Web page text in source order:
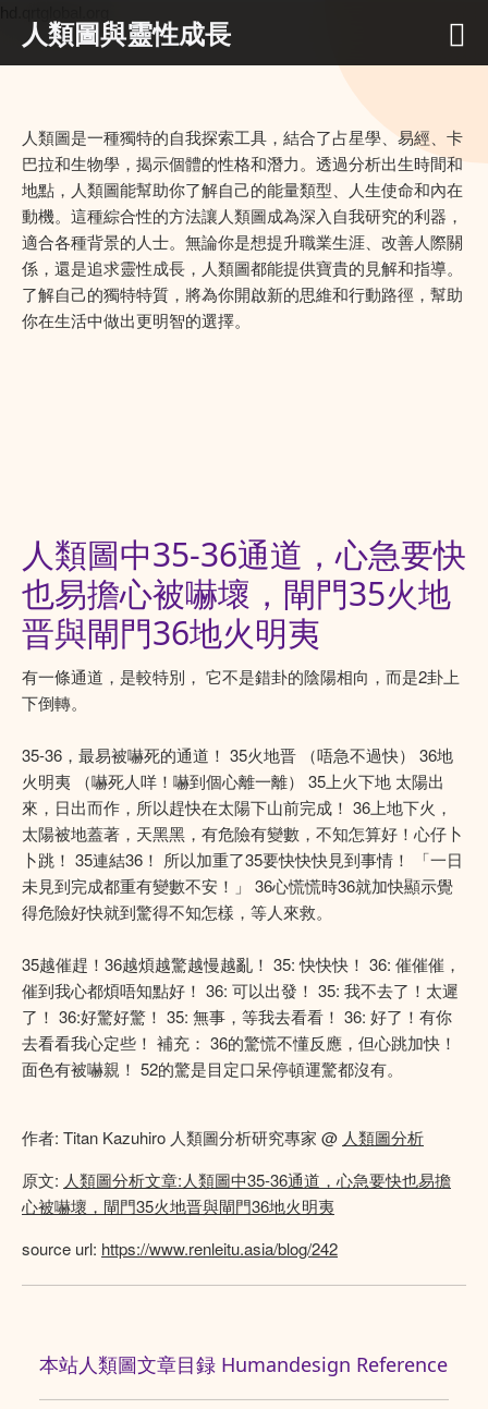
人類圖與靈性成長
人類圖是一種獨特的自我探索工具，結合了占星學、易經、卡
巴拉和生物學，揭示個體的性格和潛力。透過分析出生時間和
地點，人類圖能幫助你了解自己的能量類型、人生使命和內在
動機。這種綜合性的方法讓人類圖成為深入自我研究的利器，
適合各種背景的人士。無論你是想提升職業生涯、改善人際關
係，還是追求靈性成長，人類圖都能提供寶貴的見解和指導。
了解自己的獨特特質，將為你開啟新的思維和行動路徑，幫助
你在生活中做出更明智的選擇。
人類圖中35-36通道，心急要快
也易擔心被嚇壞，閘門35火地
晋與閘門36地火明夷
有一條通道，是較特別， 它不是錯卦的陰陽相向，而是2卦上
下倒轉。
35-36，最易被嚇死的通道！ 35火地晋 （唔急不過快） 36地
火明夷 （嚇死人咩！嚇到個心離一離） 35上火下地 太陽出
來，日出而作，所以趕快在太陽下山前完成！ 36上地下火，
太陽被地蓋著，天黑黑，有危險有變數，不知怎算好！心仔卜
卜跳！ 35連結36！ 所以加重了35要快快快見到事情！ 「一日
未見到完成都重有變數不安！」 36心慌慌時36就加快顯示覺
得危險好快就到驚得不知怎樣，等人來救。
35越催趕！36越煩越驚越慢越亂！ 35: 快快快！ 36: 催催催，
催到我心都煩唔知點好！ 36: 可以出發！ 35: 我不去了！太遲
了！ 36:好驚好驚！ 35: 無事，等我去看看！ 36: 好了！有你
去看看我心定些！ 補充： 36的驚慌不懂反應，但心跳加快！
面色有被嚇親！ 52的驚是目定口呆停頓運驚都沒有。
作者: Titan Kazuhiro 人類圖分析研究專家 @ 人類圖分析
原文: 人類圖分析文章:人類圖中35-36通道，心急要快也易擔
心被嚇壞，閘門35火地晋與閘門36地火明夷
source url: https://www.renleitu.asia/blog/242
本站人類圖文章目録 Humandesign Reference